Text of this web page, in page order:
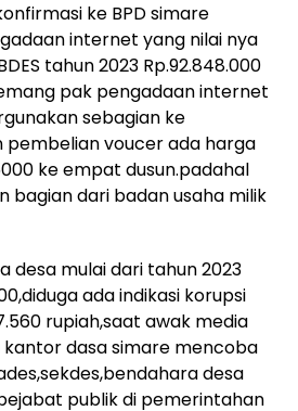
ke BPD simare
internet yang nilai nya
tahun 2023 Rp.92.848.000
pak pengadaan internet
sebagian ke
voucer ada harga
ke empat dusun.padahal
bagian dari badan usaha milik
desa mulai dari tahun 2023
ada indikasi korupsi
rupiah,saat awak media
dasa simare mencoba
desa
publik di pemerintahan